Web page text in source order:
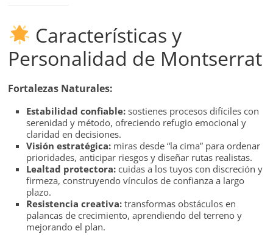
Características y
Personalidad de Montserrat
Fortalezas Naturales:
Estabilidad confiable: sostienes procesos difíciles con
serenidad y método, ofreciendo refugio emocional y
claridad en decisiones.
Visión estratégica: miras desde “la cima” para ordenar
prioridades, anticipar riesgos y diseñar rutas realistas.
Lealtad protectora: cuidas a los tuyos con discreción y
firmeza, construyendo vínculos de confianza a largo
plazo.
Resistencia creativa: transformas obstáculos en
palancas de crecimiento, aprendiendo del terreno y
mejorando el plan.